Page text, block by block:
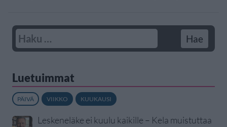
Luetuimmat
PÄIVÄ VIIKKO KUUKAUSI
Leskeneläke ei kuulu kaikille – Kela muistuttaa